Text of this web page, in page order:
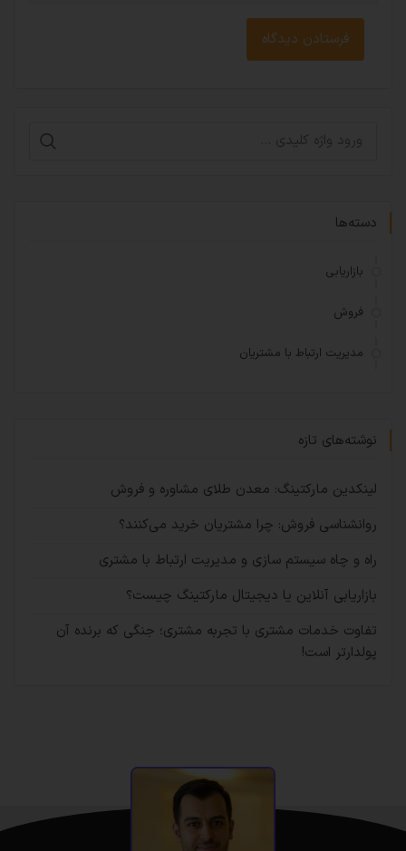
دسته‌ها
بازاریابی
فروش
مدیریت ارتباط با مشتریان
نوشته‌های تازه
لینکدین مارکتینگ: معدن طلای مشاوره و فروش
روانشناسی فروش: چرا مشتریان خرید می‌کنند؟
راه و چاه سیستم سازی و مدیریت ارتباط با مشتری
بازاریابی آنلاین یا دیجیتال مارکتینگ چیست؟
تفاوت خدمات مشتری با تجربه مشتری؛ جنگی که برنده آن
پولدارتر است!